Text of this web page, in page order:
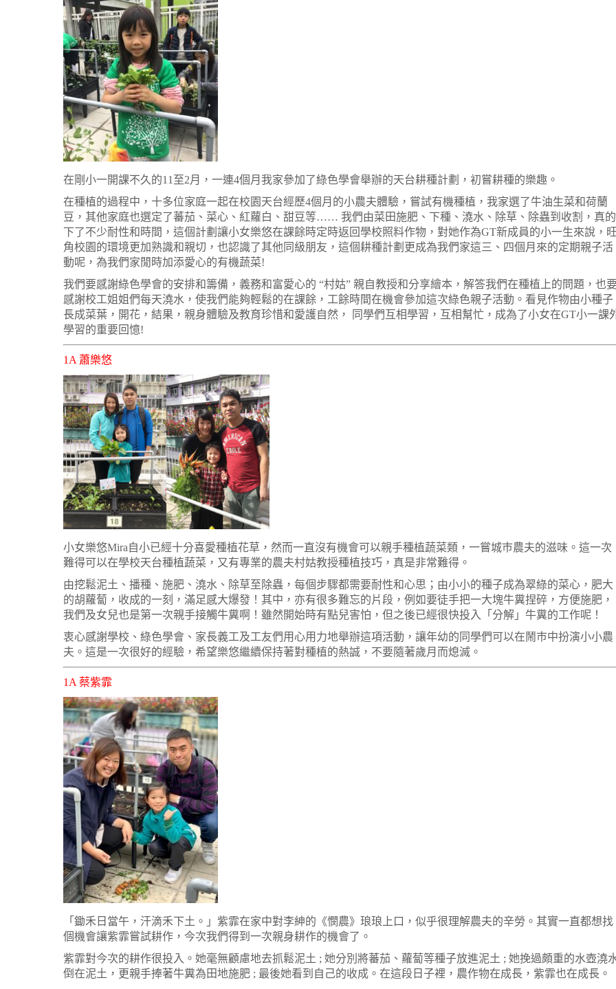
在剛小一開課不久的11至2月，一連4個月我家參加了綠色學會舉辦的天台耕種計劃，初嘗耕種的樂趣。
在種植的過程中，十多位家庭一起在校園天台經歷4個月的小農夫體驗，嘗試有機種植，我家選了牛油生菜和荷蘭
豆，其他家庭也選定了蕃茄、菜心、紅蘿白、甜豆等…… 我們由菜田施肥、下種、澆水、除草、除蟲到收割，真的
下了不少耐性和時間，這個計劃讓小女樂悠在課餘時定時返回學校照料作物，對她作為GT新成員的小一生來說，旺
角校園的環境更加熟識和親切，也認識了其他同級朋友，這個耕種計劃更成為我們家這三、四個月來的定期親子活
動呢，為我們家閒時加添愛心的有機蔬菜!
我們要感謝綠色學會的安排和籌備，義務和富愛心的 “村姑” 親自教授和分享繪本，解答我們在種植上的問題，也
感謝校工姐姐們每天澆水，使我們能夠輕鬆的在課餘，工餘時間在機會參加這次綠色親子活動。看見作物由小種子
長成菜葉，開花，結果，親身體驗及教育珍惜和愛護自然， 同學們互相學習，互相幫忙，成為了小女在GT小一課
學習的重要回憶!
1A 蕭樂悠
小女樂悠Mira自小已經十分喜愛種植花草，然而一直沒有機會可以親手種植蔬菜類，一嘗城巿農夫的滋味。這一次
難得可以在學校天台種植蔬菜，又有專業的農夫村姑教授種植技巧，真是非常難得。
由挖鬆泥土、播種、施肥、澆水、除草至除蟲，每個步驟都需要耐性和心思；由小小的種子成為翠綠的菜心，肥大
的胡蘿蔔，收成的一刻，滿足感大爆發！其中，亦有很多難忘的片段，例如要徒手把一大塊牛糞捏碎，方便施肥，
我們及女兒也是第一次親手接觸牛糞啊！雖然開始時有點兒害怕，但之後已經很快投入「分解」牛糞的工作呢！
衷心感謝學校、綠色學會、家長義工及工友們用心用力地舉辦這項活動，讓年幼的同學們可以在鬧巿中扮演小小農
夫。這是一次很好的經驗，希望樂悠繼續保持著對種植的熱誠，不要隨著歲月而熄滅。
1A 蔡紫霏
「鋤禾日當午，汗滴禾下土。」紫霏在家中對李紳的《憫農》琅琅上口，似乎很理解農夫的辛勞。其實一直都想找
個機會讓紫霏嘗試耕作，今次我們得到一次親身耕作的機會了。
紫霏對今次的耕作很投入。她毫無顧慮地去抓鬆泥土 ; 她分別將蕃茄、蘿蔔等種子放進泥土 ; 她挽過頗重的水壺澆
倒在泥土，更親手捧著牛糞為田地施肥 ; 最後她看到自己的收成。在這段日子裡，農作物在成長，紫霏也在成長。